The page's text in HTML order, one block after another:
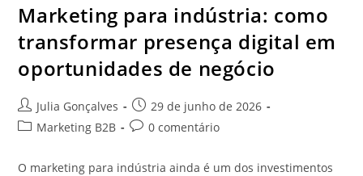
Marketing para indústria: como
transformar presença digital em
oportunidades de negócio
Julia Gonçalves
29 de junho de 2026
Marketing B2B
0 comentário
O marketing para indústria ainda é um dos investimentos